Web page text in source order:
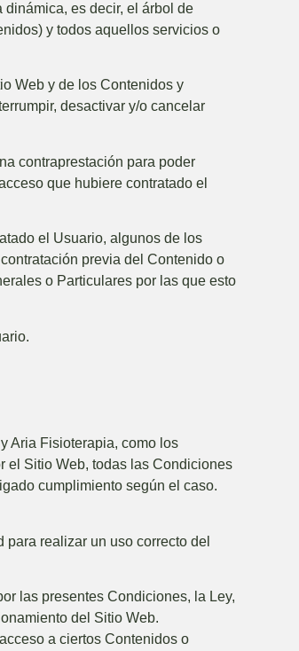
es decir, el árbol de
y todos aquellos servicios o
Web y de los Contenidos y
desactivar y/o cancelar
contraprestación para poder
que hubiere contratado el
el Usuario, algunos de los
previa del Contenido o
o Particulares por las que esto
Aria Fisioterapia, como los
el Sitio Web, todas las Condiciones
cumplimiento según el caso.
realizar un uso correcto del
las presentes Condiciones, la Ley,
del Sitio Web.
a ciertos Contenidos o